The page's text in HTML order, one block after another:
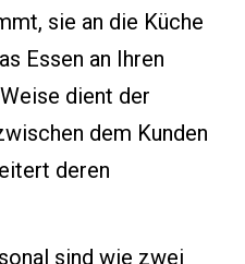
sie an die Küche
Essen an Ihren
dient der
dem Kunden
deren
sind wie zwei